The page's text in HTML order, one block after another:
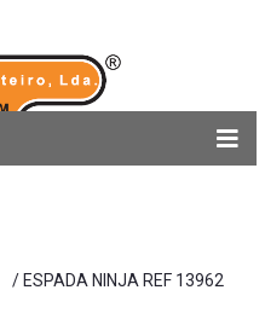
/ ESPADA NINJA REF 13962